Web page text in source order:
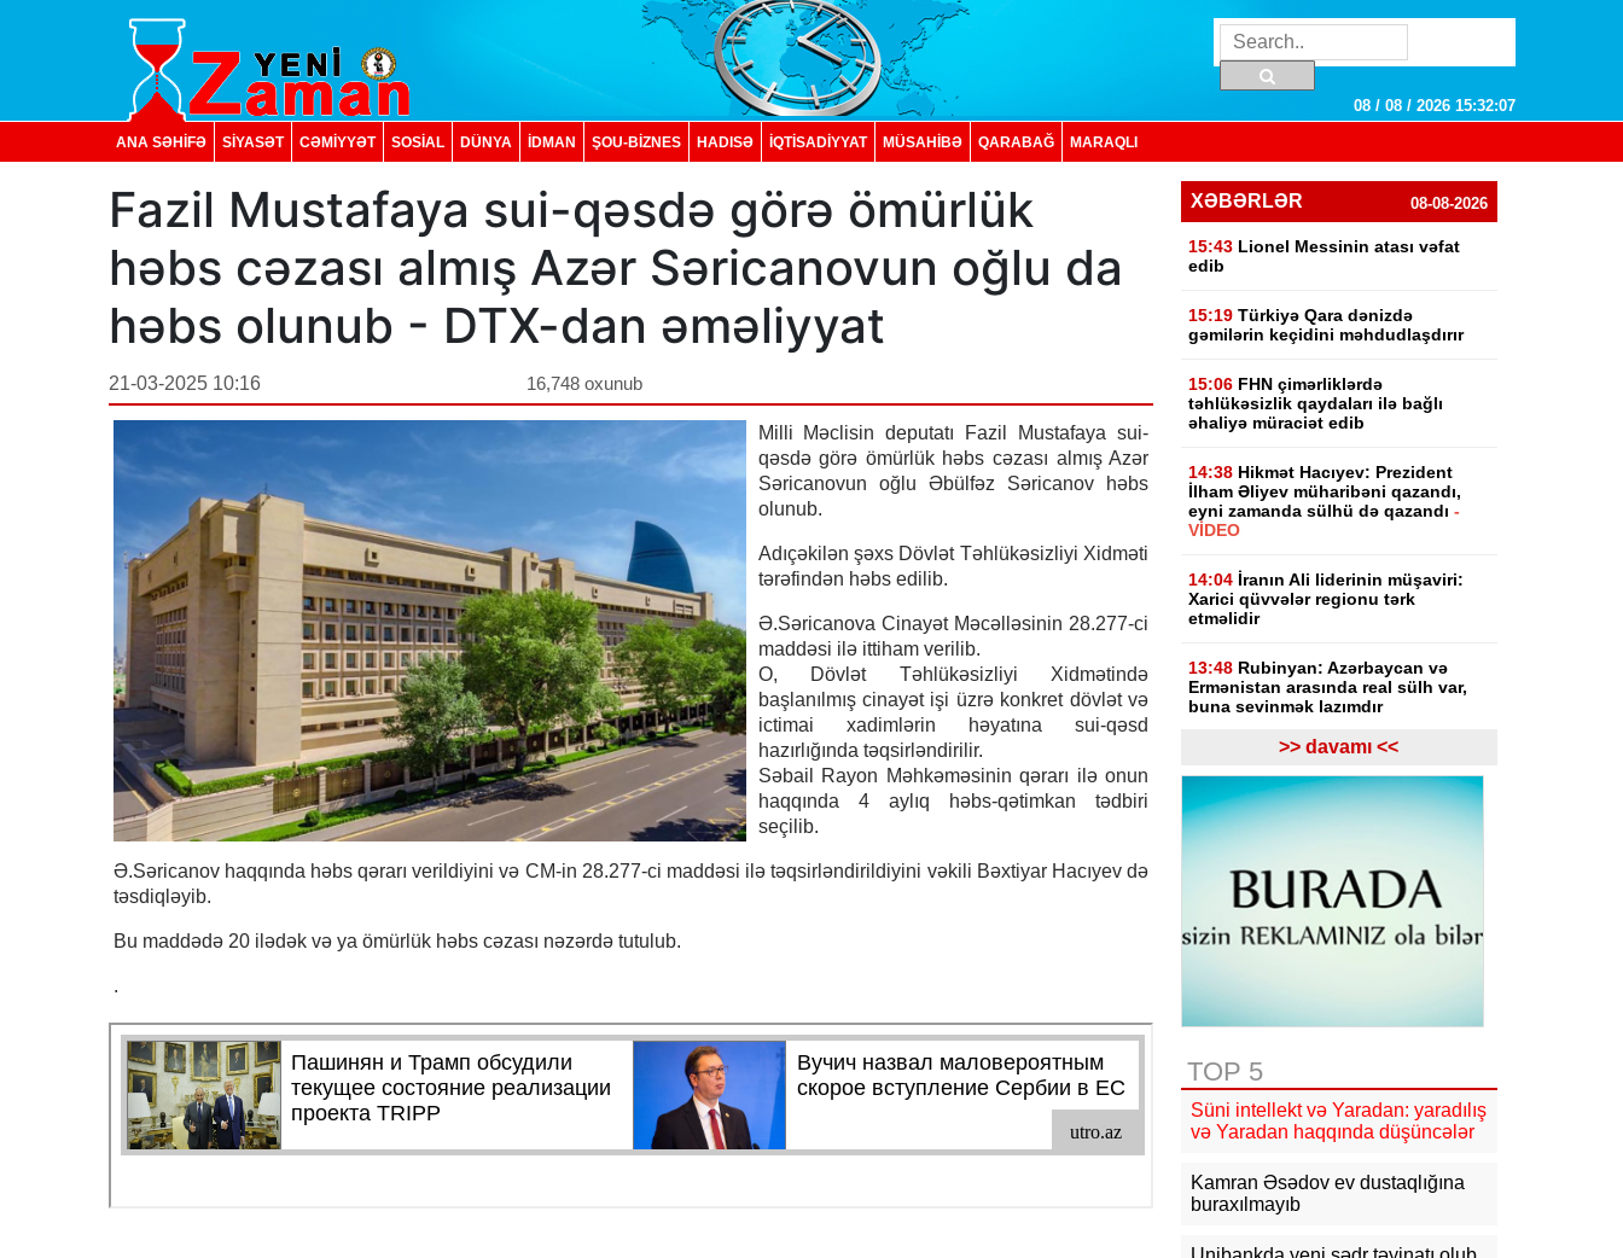
08 / 08 / 2026 15:32:08
ANA SƏHİFƏ SİYASƏT CƏMİYYƏT SOSIAL DÜNYA İDMAN ŞOU-BİZNES HADISƏ İQTISADIYYAT MÜSAHİBƏ QARABAĞ MARAQLI
Fazil Mustafaya sui-qəsdə görə ömürlük
həbs cəzası almış Azər Səricanovun oğlu da
həbs olunub - DTX-dan əməliyyat
21-03-2025 10:16 16,748 oxunub
Milli Məclisin deputatı Fazil Mustafaya sui-
qəsdə görə ömürlük həbs cəzası almış Azər
Səricanovun oğlu Əbülfəz Səricanov həbs
olunub.
Adıçəkilən şəxs Dövlət Təhlükəsizliyi Xidməti
tərəfindən həbs edilib.
Ə.Səricanova Cinayət Məcəlləsinin 28.277-ci
maddəsi ilə ittiham verilib.
O, Dövlət Təhlükəsizliyi Xidmətində
başlanılmış cinayət işi üzrə konkret dövlət və
ictimai xadimlərin həyatına sui-qəsd
hazırlığında təqsirləndirilir.
Səbail Rayon Məhkəməsinin qərarı ilə onun
haqqında 4 aylıq həbs-qətimkan tədbiri
seçilib.
Ə.Səricanov haqqında həbs qərarı verildiyini və CM-in 28.277-ci maddəsi ilə təqsirləndirildiyini vəkili Bəxtiyar Hacıyev də
təsdiqləyib.
Bu maddədə 20 ilədək və ya ömürlük həbs cəzası nəzərdə tutulub.
.
XƏBƏRLƏR 08-08-2026
15:43 Lionel Messinin atası vəfat
edib
15:19 Türkiyə Qara dənizdə
gəmilərin keçidini məhdudlaşdırır
15:06 FHN çimərliklərdə
təhlükəsizlik qaydaları ilə bağlı
əhaliyə müraciət edib
14:38 Hikmət Hacıyev: Prezident
İlham Əliyev müharibəni qazandı,
eyni zamanda sülhü də qazandı-
VİDEO
14:04 İranın Ali liderinin müşaviri:
Xarici qüvvələr regionu tərk
etməlidir
13:48 Rubinyan: Azərbaycan və
Ermənistan arasında real sülh var,
buna sevinmək lazımdır
Gürcüstan hakimiyyəti Rusiya
ilə müharibənin başlamasında
Saakaşvilini günahlandırıb
12:47
İlham Əliyevə zəng edib
12:27 Bazar günü Azərbaycanda 40
dərəcə isti olacaq
11:17 Rusiyadan Ermənistana
Azərbaycandan keçməklə 15 vaqon
buğda, 10 vaqon daş kömür
10:54 KİV: Ukrayna Qazaxıstan
neftini daşıyan tankerləri hədəfə
>> davamı <<
TOP 5
Süni intellekt və Yaradan: yaradılış
və Yaradan haqqında düşüncələr
Kamran Əsədov ev dustaqlığına
buraxılmayıb